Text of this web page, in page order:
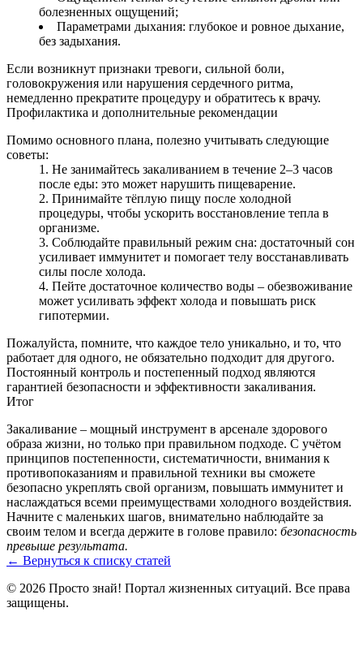
болезненных ощущений;
Параметрами дыхания: глубокое и ровное дыхание,
без задыхания.
Если возникнут признаки тревоги, сильной боли,
головокружения или нарушения сердечного ритма,
немедленно прекратите процедуру и обратитесь к врачу.
Профилактика и дополнительные рекомендации
Помимо основного плана, полезно учитывать следующие
советы:
Не занимайтесь закаливанием в течение 2–3 часов
после еды: это может нарушить пищеварение.
Принимайте тёплую пищу после холодной
процедуры, чтобы ускорить восстановление тепла в
организме.
Соблюдайте правильный режим сна: достаточный сон
усиливает иммунитет и помогает телу восстанавливать
силы после холода.
Пейте достаточное количество воды – обезвоживание
может усиливать эффект холода и повышать риск
гипотермии.
Пожалуйста, помните, что каждое тело уникально, и то, что
работает для одного, не обязательно подходит для другого.
Постоянный контроль и постепенный подход являются
гарантией безопасности и эффективности закаливания.
Итог
Закаливание – мощный инструмент в арсенале здорового
образа жизни, но только при правильном подходе. С учётом
принципов постепенности, систематичности, внимания к
противопоказаниям и правильной техники вы сможете
безопасно укреплять свой организм, повышать иммунитет и
наслаждаться всеми преимуществами холодного воздействия.
Начните с маленьких шагов, внимательно наблюдайте за
своим телом и всегда держите в голове правило: безопасность
превыше результата.
← Вернуться к списку статей
© 2026 Просто знай! Портал жизненных ситуаций. Все права
защищены.